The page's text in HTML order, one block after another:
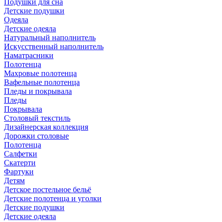
Подушки для сна
Детские подушки
Одеяла
Детские одеяла
Натуральный наполнитель
Искуcственный наполнитель
Наматрасники
Полотенца
Махровые полотенца
Вафельные полотенца
Пледы и покрывала
Пледы
Покрывала
Столовый текстиль
Дизайнерская коллекция
Дорожки столовые
Полотенца
Салфетки
Скатерти
Фартуки
Детям
Детское постельное бельё
Детские полотенца и уголки
Детские подушки
Детские одеяла